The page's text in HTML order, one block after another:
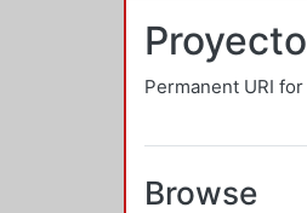
Permanent URI
Browse